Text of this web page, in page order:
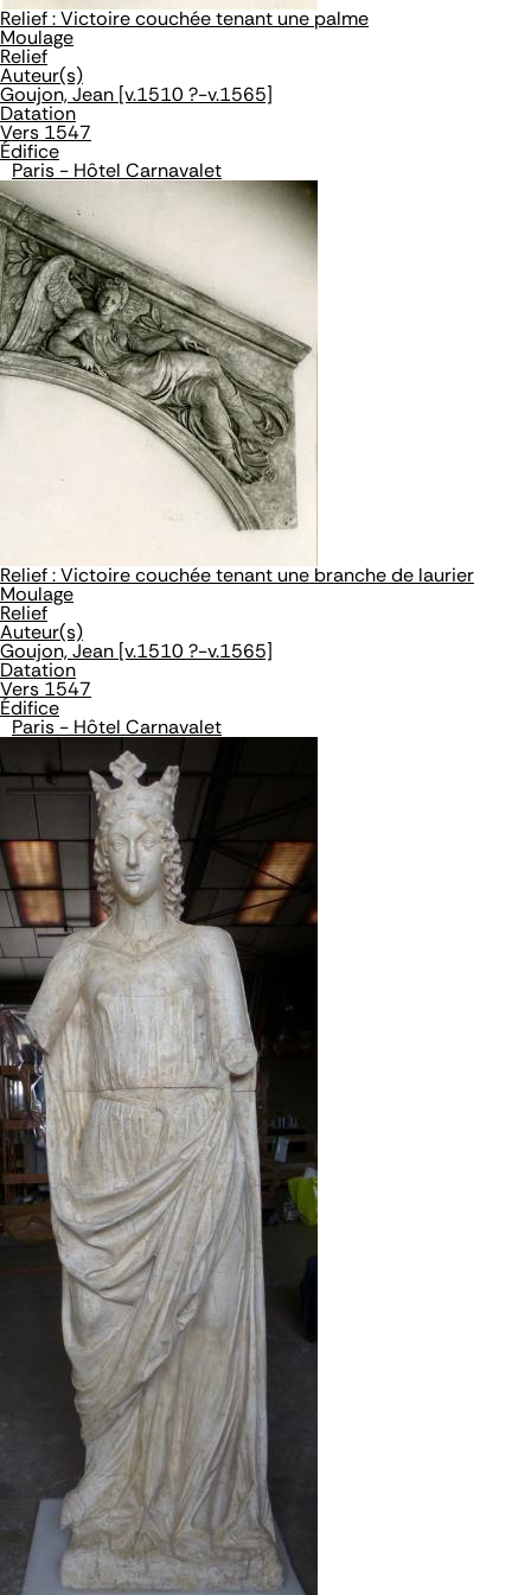
Relief : Victoire couchée tenant une palme
Moulage
Relief
Auteur(s)
Goujon, Jean [v.1510 ?-v.1565]
Datation
Vers 1547
Édifice
Paris - Hôtel Carnavalet
Relief : Victoire couchée tenant une branche de laurier
Moulage
Relief
Auteur(s)
Goujon, Jean [v.1510 ?-v.1565]
Datation
Vers 1547
Édifice
Paris - Hôtel Carnavalet